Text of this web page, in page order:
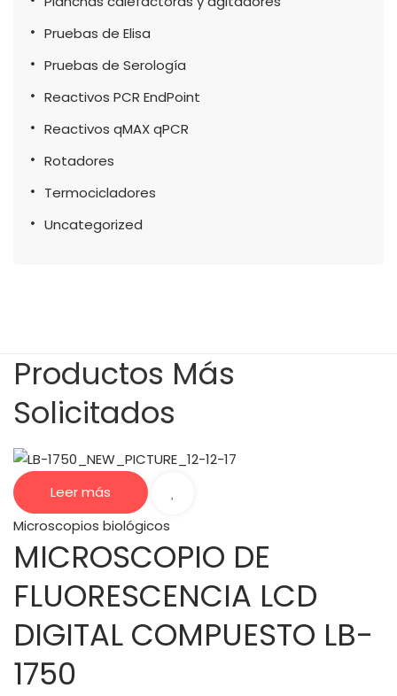
Pruebas de Elisa
Pruebas de Serología
Reactivos PCR EndPoint
Reactivos qMAX qPCR
Rotadores
Termocicladores
Uncategorized
Productos Más
Solicitados
Leer más
Microscopios biológicos
MICROSCOPIO DE
FLUORESCENCIA LCD
DIGITAL COMPUESTO LB-
1750